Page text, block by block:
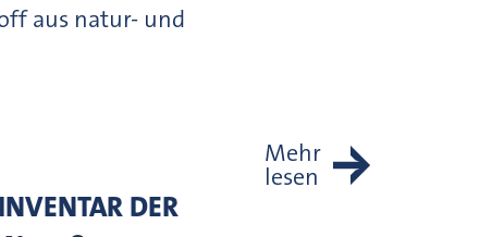
aus natur- und
DER
Mehr
lesen